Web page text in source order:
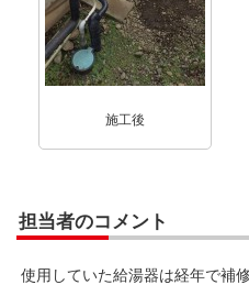
施工後
担当者のコメント
使用していた給湯器は経年で補